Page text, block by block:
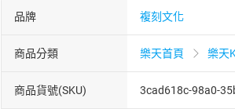
品牌 複刻文化
商品分類 樂天首頁 樂天
商品貨號(SKU) 3cad618c-98a0-